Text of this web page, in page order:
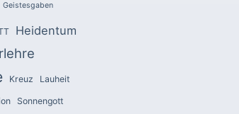
Geistesgaben
Heidentum
Kreuz Lauheit
Sonnengott